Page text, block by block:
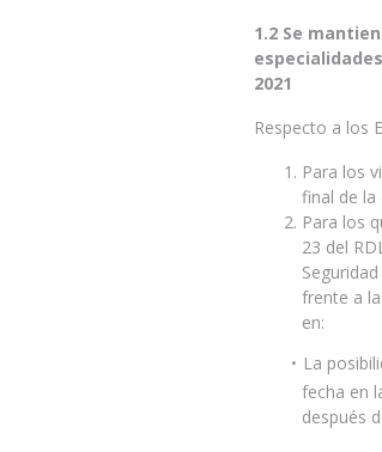
1.2 Se
2021
Respecto a los
Para los
final de la
Para los
23 del
frente a
en:
La
fecha en
después